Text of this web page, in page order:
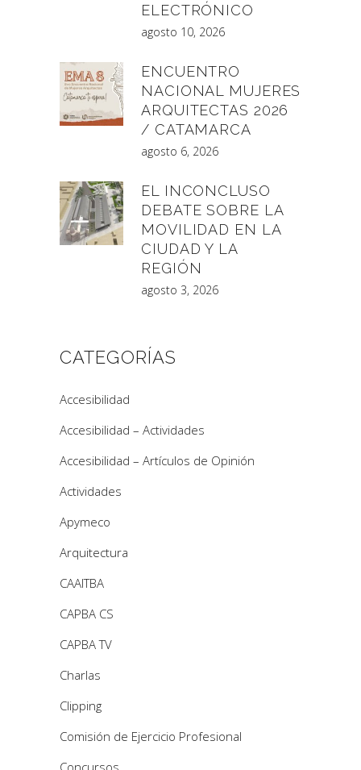
ELECTRÓNICO
agosto 10, 2026
ENCUENTRO
NACIONAL MUJERES
ARQUITECTAS 2026
/ CATAMARCA
agosto 6, 2026
EL INCONCLUSO
DEBATE SOBRE LA
MOVILIDAD EN LA
CIUDAD Y LA
REGIÓN
agosto 3, 2026
CATEGORÍAS
Accesibilidad
Accesibilidad – Actividades
Accesibilidad – Artículos de Opinión
Actividades
Apymeco
Arquitectura
CAAITBA
CAPBA CS
CAPBA TV
Charlas
Clipping
Comisión de Ejercicio Profesional
Concursos